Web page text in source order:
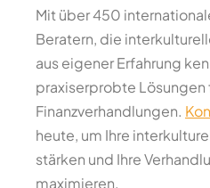
Mit über 450
Beratern, die
aus eigener Erfahrung
praxiserprobte Lösungen
Finanzverhandlungen.
heute, um Ihre
stärken und Ihre
maximieren.